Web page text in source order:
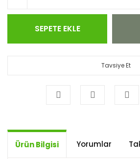
SEPETE EKLE
Tavsiye Et
Ürün Bilgisi Yorumlar